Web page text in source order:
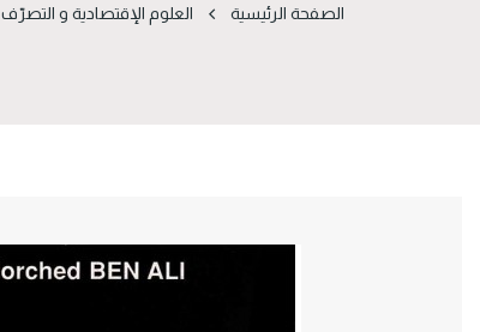
الصفحة الرئيسية العلوم الإقتصادیة و التصرّف